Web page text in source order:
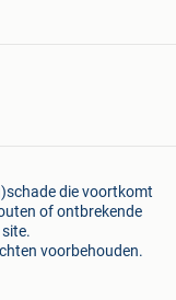
die voortkomt
of ontbrekende
voorbehouden.